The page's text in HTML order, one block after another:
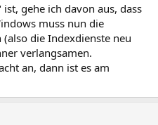
gehe ich davon aus, dass
muss nun die
die Indexdienste neu
verlangsamen.
an, dann ist es am